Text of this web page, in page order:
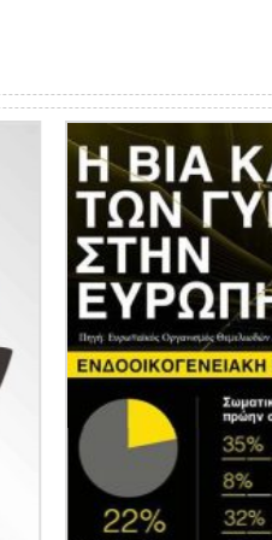
9η
Προτάσεις
για